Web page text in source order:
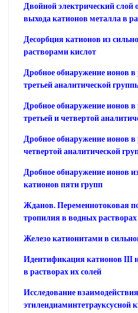
Двойной электрический слой
выхода катионов металла в
Десорбция катионов из
растворами кислот
Дробное обнаружение ионов в
третьей аналитической
Дробное обнаружение ионов в
третьей и четвертой
Дробное обнаружение ионов в
четвертой аналитической
Дробное обнаружение ионов
катионов пяти групп
Жданов. Переменнотоковая
тропилия в водных растворах
Железо катионитами в
Идентификация катионов III
в растворах их солей
Исследование взаимодействия
этилендиаминтетрауксусной